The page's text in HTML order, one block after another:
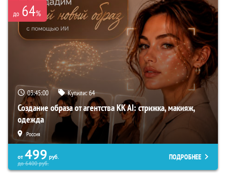
до 64%
03:44:59 Купили:64
Создание образа от агентства KK AI: стрижка, макияж,
одежда
Россия
от 499 руб.
до6400руб.
ПОДРОБНЕЕ